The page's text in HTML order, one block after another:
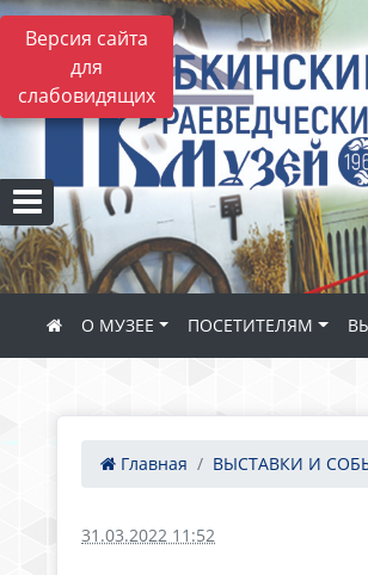
Версия сайта
для
слабовидящих
О МУЗЕЕ ПОСЕТИТЕЛЯМ
Главная ВЫСТАВКИ И
31.03.2022 11:52